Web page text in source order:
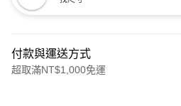
付款與運送方式
超取滿NT$1,000免運